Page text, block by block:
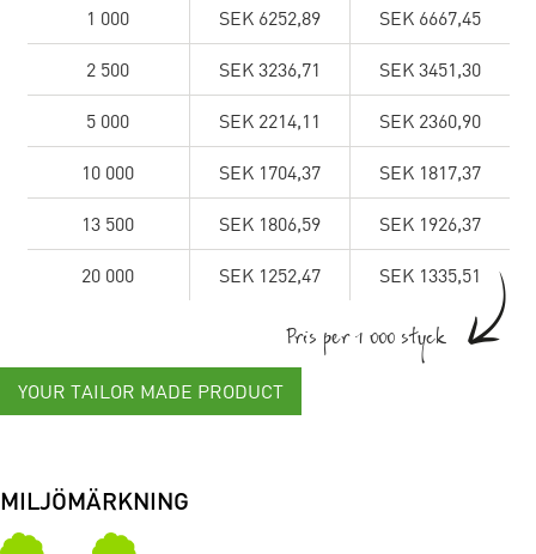
1 000 SEK 6252,89 SEK 6667,45
2 500 SEK 3236,71 SEK 3451,30
5 000 SEK 2214,11 SEK 2360,90
10 000 SEK 1704,37 SEK 1817,37
13 500 SEK 1806,59 SEK 1926,37
20 000 SEK 1252,47 SEK 1335,51
Pris per 1 000 styck
YOUR TAILOR MADE PRODUCT
MILJÖMÄRKNING